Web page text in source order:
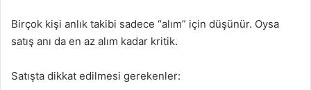
Birçok kişi anlık takibi sadece “alım” için düşünür. Oysa
satış anı da en az alım kadar kritik.
Satışta dikkat edilmesi gerekenler: